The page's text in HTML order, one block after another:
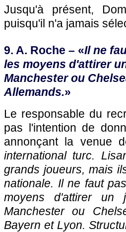
Jusqu'à présent,
puisqu'il n'a jamais
9. A. Roche – «Il ne
les moyens d'attirer
Manchester ou
Allemands.»
Le responsable du
pas l'intention de
annonçant la venue
international turc.
grands joueurs, mais
nationale. Il ne faut
moyens d'attirer un
Manchester ou
Bayern et Lyon.